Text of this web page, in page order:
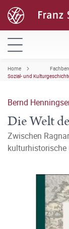
Home
Sozial- und
Bernd
Die Welt
Zwischen